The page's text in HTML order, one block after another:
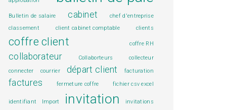
Bulletin de salaire cabinet
chef d'entreprise
classement
client cabinet comptable clients
coffre client coffre RH
collaborateur Collaborteurs
collecteur
connecter
courrier départ client facturation
factures fermeture coffre fichier csv excel
identifiant Import invitation invitations